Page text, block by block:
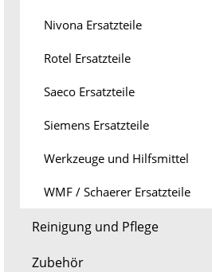
Nivona Ersatzteile
Rotel Ersatzteile
Saeco Ersatzteile
Siemens Ersatzteile
Werkzeuge und Hilfsmittel
WMF / Schaerer Ersatzteile
Reinigung und Pflege
Zubehör